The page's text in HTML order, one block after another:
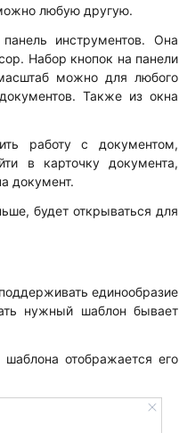
любую другую.
инструментов. Она
Набор кнопок на панели
можно для любого
Также из окна
работу с документом,
в карточку документа,
документ.
будет открываться для
единообразие
нужный шаблон бывает
отображается его